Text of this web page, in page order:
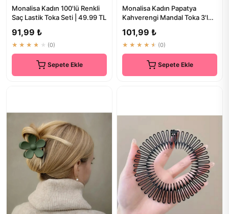
Monalisa Kadın 100'lü Renkli
Saç Lastik Toka Seti | 49.99 TL
91,99 ₺
★★★★★ (0)
Sepete Ekle
Monalisa Kadın Papatya
Kahverengi Mandal Toka 3'lü
101,99 ₺
★★★★★ (0)
Sepete Ekle